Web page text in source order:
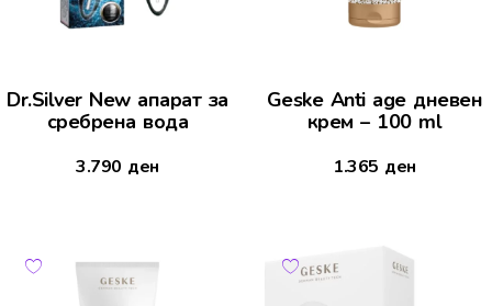
Dr.Silver New апарат за
сребрена вода
3.790 ден
Geske Anti age дневeн
крем – 100 ml
1.365 ден